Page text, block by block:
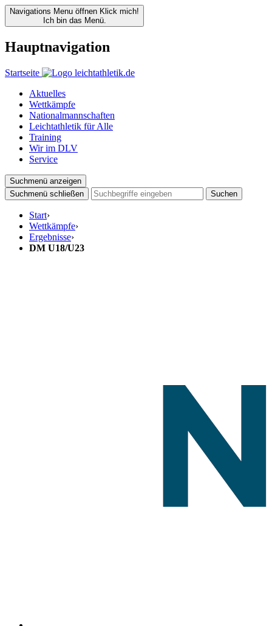
Navigations Menu öffnen Klick mich!
Ich bin das Menü.
Hauptnavigation
Startseite
Aktuelles
Wettkämpfe
Nationalmannschaften
Leichtathletik für Alle
Training
Wir im DLV
Service
Suchmenü anzeigen
Suchmenü schließen
Suchen
Start›
Wettkämpfe›
Ergebnisse›
DM U18/U23